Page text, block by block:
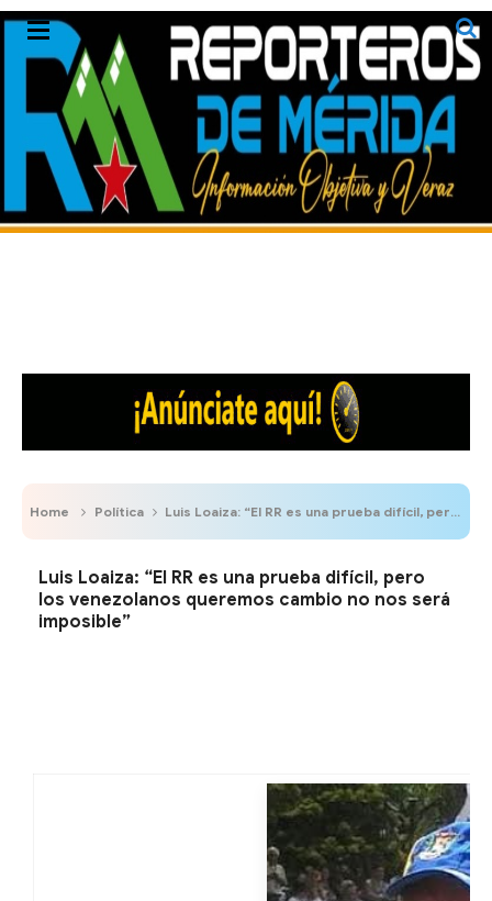
Home Política Luis Loaiza: “El RR es una prueba difícil, pero los venezolanos queremos cambio no nos será imposible”
Luis Loaiza: “El RR es una prueba difícil, pero
los venezolanos queremos cambio no nos será
imposible”